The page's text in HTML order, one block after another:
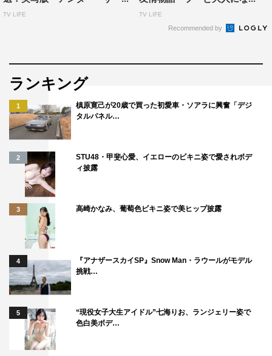
Enterprises, Inc. All rights reserved.
12月1日（金）放送の「プリンセスと魔法のキス」は、グ
リム童話「かえるの王さま」に、現代風のひとひねりを加
えたE・D・ベイカーによる児童小説「カエルになったお
姫様」を題材にディズニーがアニメーション化、1920年
代の米ニューオーリンズを舞台に、主人公の美しい少女テ
ィアナと、魔女の策略でカエルの姿に変えられてしまった
王子様の運命的なキスによって、不思議な水辺の冒険の旅
が繰り広げられる新しいロマンチック・ストーリー。
監督は、「リトル・マーメイド」「アラジン」「モアナと
伝説の海」などでコンビを組んだジョン・マスカー、ロ
ン・クレメンツが務める。音楽は、ピクサー作品に多くの
曲を提供、「モンスターズ・インク」のテーマ曲「君がい
ー・ソングライターのランディ・ニューマン。
12月8日（金）放送の「ズートピア」の舞台は、さまざま
TV LIFE TV LIFE
Recommended by
ランキング
1
槙原寛己が20歳で買った初愛車・ソアラに興奮「デジ
タルパネル…
2
STU48・甲斐心愛、イエローのビキニ姿で愛されボデ
ィ披露
3 高崎かなみ、葡萄色ビキニ姿で美ヒップ披露
4
『アナザースカイSP』Snow Man・ラウールがモデル
挑戦…
5
“現役女子大生アイドル”七海りお、ランジェリー姿で
色白美ボデ…